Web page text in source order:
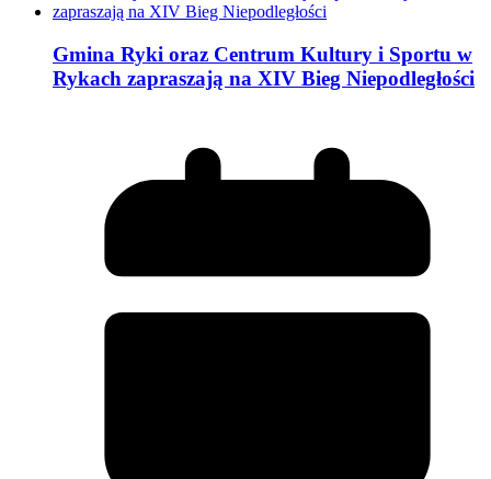
Gmina Ryki oraz Centrum Kultury i Sportu w
Rykach zapraszają na XIV Bieg Niepodległości